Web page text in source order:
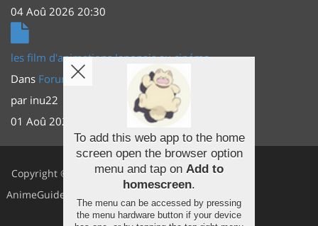
04 Aoû 2026 20:30
les film d'animations Japonais au cinéma
Dans Forum Principal
Actus (TV, vidéo, web)
par inu22
01 Aoû 2026 20:56
Copyright ©
AnimeGuides
Facebook
Youtube
Twitter
To add this web app to the home
screen open the browser option
menu and tap on Add to
homescreen.
The menu can be accessed by pressing
the menu hardware button if your device